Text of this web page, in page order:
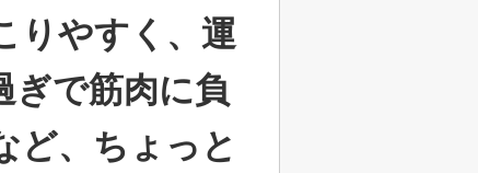
りやすく、運
ぎで筋肉に負
ど、ちょっと